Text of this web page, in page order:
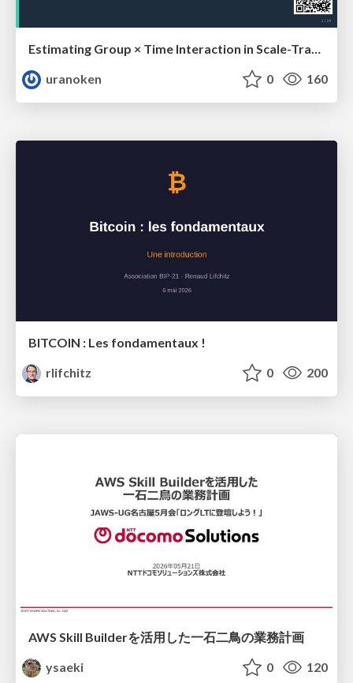
Estimating Group × Time Interaction in Scale-Transformed CEFR-J Self-Assessment Scores: A Case in Study-Abroad Research
uranoken
0 160
BITCOIN : Les fondamentaux !
rlifchitz
0 200
AWS Skill Builderを活用した一石二鳥の業務計画
ysaeki
0 120